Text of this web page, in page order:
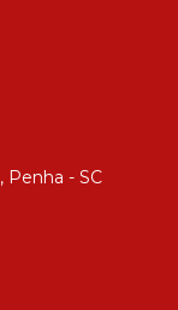
Penha - SC